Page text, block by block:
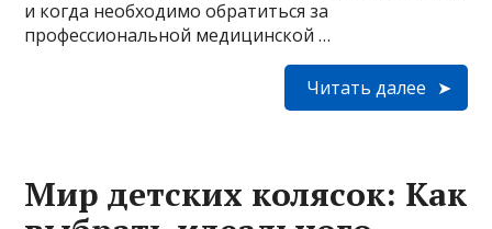
и когда необходимо обратиться за
профессиональной медицинской …
Читать далее
Мир детских колясок: Как